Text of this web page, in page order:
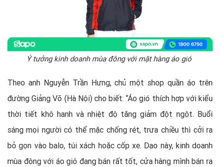
Ý tưởng kinh doanh mùa đông với mặt hàng áo gió
Theo anh Nguyễn Trần Hưng, chủ một shop quần áo trên
đường Giảng Võ (Hà Nội) cho biết: “Áo gió thích hợp với kiểu
thời tiết khô hanh và nhiệt độ tăng giảm đột ngột. Buổi
sáng mọi người có thể mặc chống rét, trưa chiều thì cởi ra
bỏ gọn vào balo, túi xách hoặc cốp xe. Dạo này, kinh doanh
mùa đông với áo gió đang bán rất tốt, cửa hàng mình bán ra